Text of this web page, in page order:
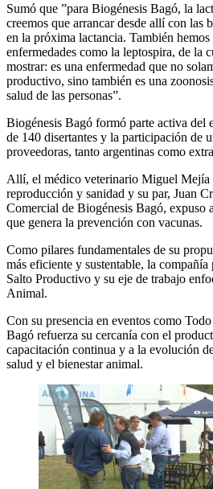
Sumó que ”para Biogénesis Bagó, la
creemos que arrancar desde allí con las
en la próxima lactancia. También hemos
enfermedades como la leptospira, de la
mostrar: es una enfermedad que no
productivo, sino también es una
salud de las personas”.
Biogénesis Bagó formó parte activa del
de 140 disertantes y la participación de
proveedoras, tanto argentinas como
Allí, el médico veterinario Miguel Mejía
reproducción y sanidad y su par, Juan
Comercial de Biogénesis Bagó, expuso
que genera la prevención con vacunas.
Como pilares fundamentales de su
más eficiente y sustentable, la compañía
Salto Productivo y su eje de trabajo
Animal.
Con su presencia en eventos como
Bagó refuerza su cercanía con el
capacitación continua y a la evolución
salud y el bienestar animal.